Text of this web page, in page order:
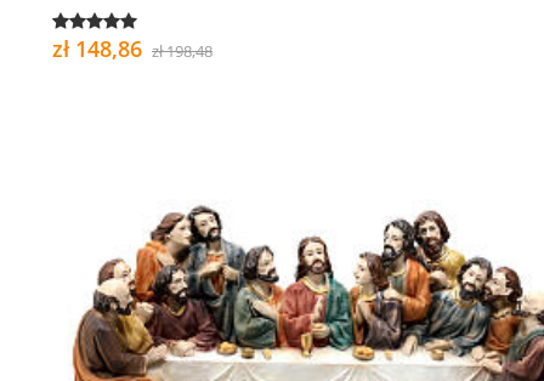
zł 148,86 zł 198,48